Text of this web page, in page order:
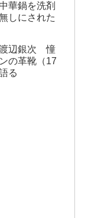
華鍋を洗剤
しにされた
渡辺銀次 憧
の革靴（17
る